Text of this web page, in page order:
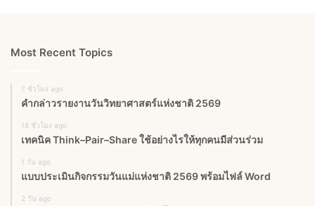
Most Recent Topics
7 ชั่วโมง ago
คำกล่าวรายงานวันวิทยาศาสตร์แห่งชาติ 2569
18 ชั่วโมง ago
เทคนิค Think–Pair–Share ใช้อย่างไรให้ทุกคนมีส่วนร่วม
1 วัน ago
แบบประเมินกิจกรรมวันแม่แห่งชาติ 2569 พร้อมไฟล์ Word
2 วัน ago